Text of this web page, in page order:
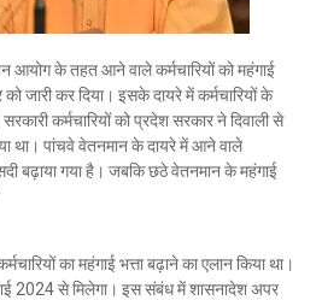
आयोग के तहत आने वाले कर्मचारियों को महंगाई
जारी कर दिया। इसके दायरे में कर्मचारियों के
कर्मचारियों को प्रदेश सरकार ने दिवाली से
था। पांचवे वेतनमान के दायरे में आने वाले
बढ़ाया गया है। जबकि छठे वेतनमान के महंगाई
का महंगाई भत्ता बढ़ाने का एलान किया था।
2024 से मिलेगा। इस संबंध में शासनादेश अपर